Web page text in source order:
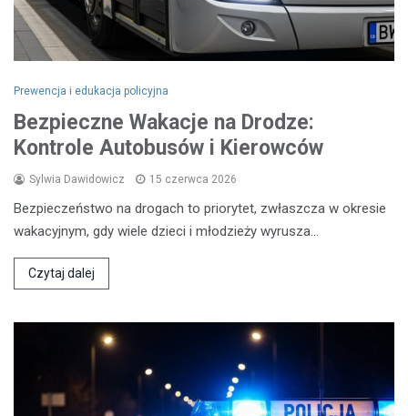
Prewencja i edukacja policyjna
Bezpieczne Wakacje na Drodze:
Kontrole Autobusów i Kierowców
Sylwia Dawidowicz 15 czerwca 2026
Bezpieczeństwo na drogach to priorytet, zwłaszcza w okresie
wakacyjnym, gdy wiele dzieci i młodzieży wyrusza…
Czytaj dalej